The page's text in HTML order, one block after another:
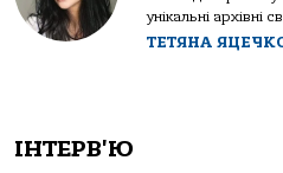
унікальні архівні
ТЕТЯНА
ІНТЕРВ'Ю